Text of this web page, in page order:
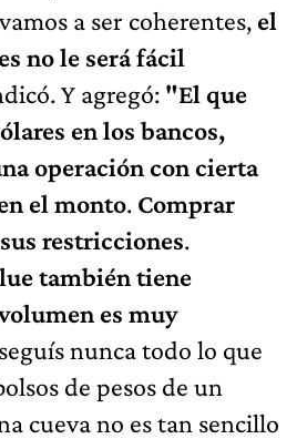
a ser coherentes, el
no le será fácil
Y agregó: "El que
en los bancos,
operación con cierta
el monto. Comprar
restricciones.
también tiene
es muy
nunca todo lo que
de pesos de un
cueva no es tan sencillo